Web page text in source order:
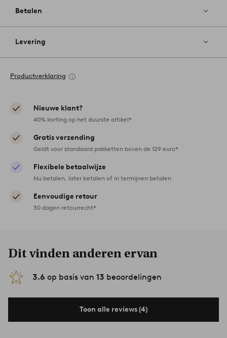
Betalen
Levering
Productverklaring
Nieuwe klant?
40% korting op het duurste artikel*
Gratis verzending
Geldt voor standaard pakketten boven de 129 euro*
Flexibele betaalwijze
Nu betalen, later betalen of in termijnen betalen
Eenvoudige retour
30 dagen retourrecht*
Dit vinden anderen ervan
3.6 op basis van 13 beoordelingen
Toon alle reviews (4)